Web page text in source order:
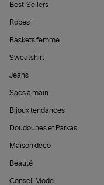
Best-Sellers
Robes
Baskets femme
Sweatshirt
Jeans
Sacs à main
Bijoux tendances
Doudounes et Parkas
Maison déco
Beauté
Conseil Mode